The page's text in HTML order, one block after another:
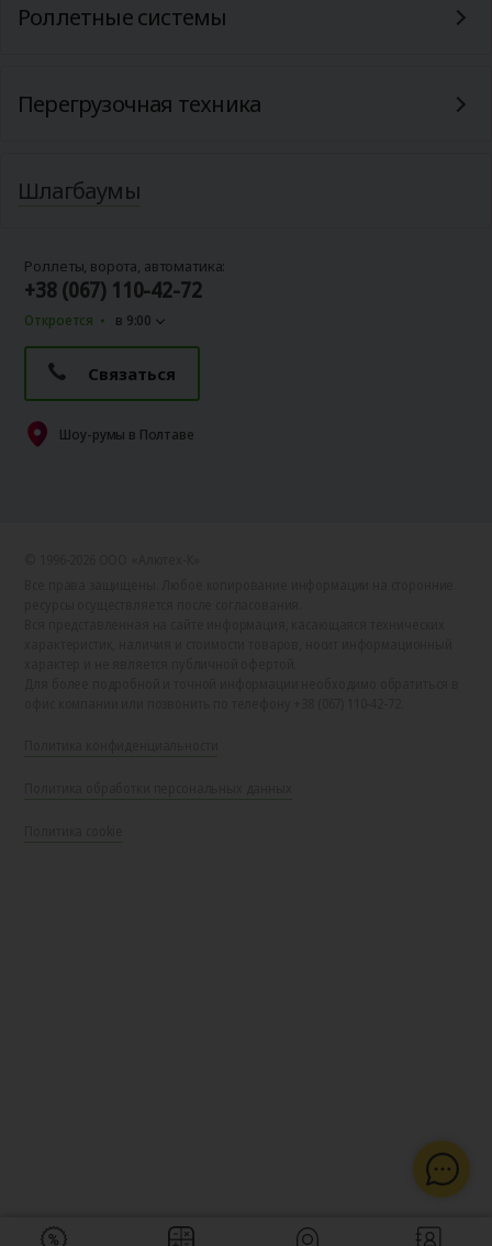
Роллетные системы
Перегрузочная техника
Шлагбаумы
Роллеты, ворота, автоматика:
+38 (067) 110-42-72
Откроется в 9:00
Связаться
Шоу-румы в Полтаве